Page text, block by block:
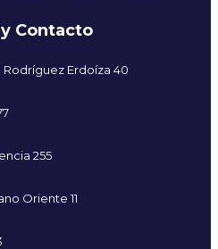
Contacto
Rodríguez Erdoíza 40
255
Oriente 11